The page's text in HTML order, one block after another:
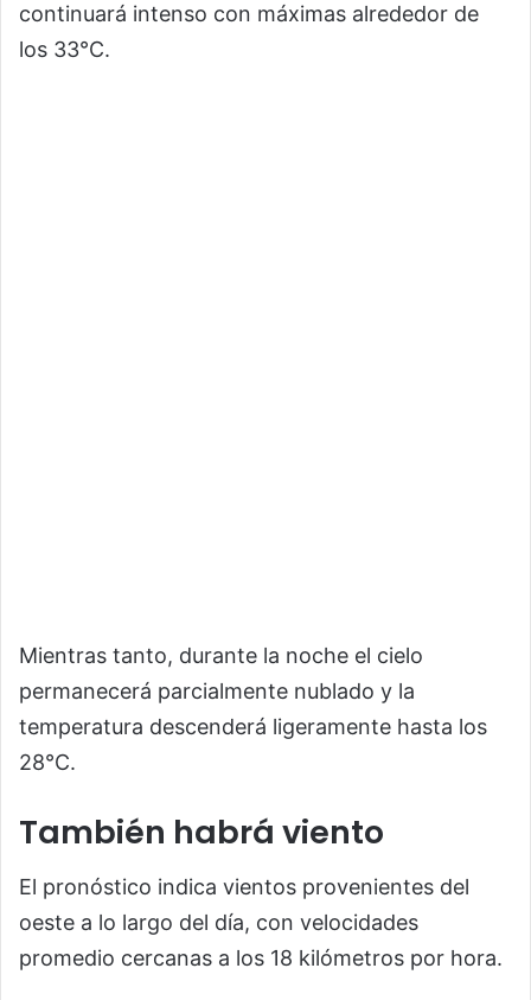
continuará intenso con máximas alrededor de
los 33°C.
Mientras tanto, durante la noche el cielo
permanecerá parcialmente nublado y la
temperatura descenderá ligeramente hasta los
28°C.
También habrá viento
El pronóstico indica vientos provenientes del
oeste a lo largo del día, con velocidades
promedio cercanas a los 18 kilómetros por hora.